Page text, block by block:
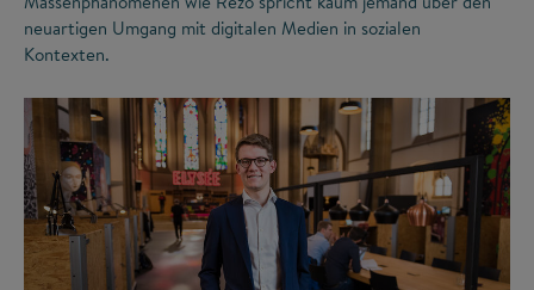
neuartigen Umgang mit digitalen Medien in sozialen
Kontexten.